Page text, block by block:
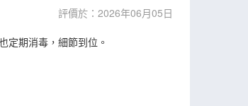
評價於：2026年06月05日
定期消毒，細節到位。